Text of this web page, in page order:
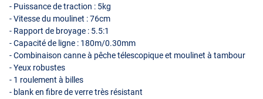
- Puissance de traction : 5kg
- Vitesse du moulinet : 76cm
- Rapport de broyage : 5.5:1
- Capacité de ligne : 180m/0.30mm
- Combinaison canne à pêche télescopique et moulinet à tambour
- Yeux robustes
- 1 roulement à billes
- blank en fibre de verre très résistant